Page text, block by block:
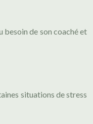
besoin de son coaché et
situations de stress